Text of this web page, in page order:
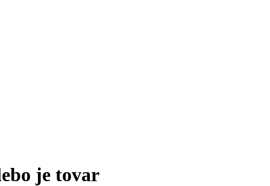
je tovar